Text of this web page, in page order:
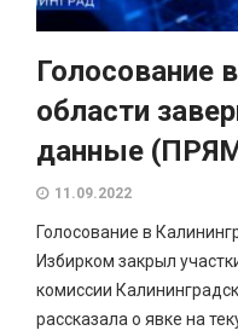
Голосование
области
данные
11.09.2022
Голосование в
Избирком закрыл
комиссии
рассказала о явке на